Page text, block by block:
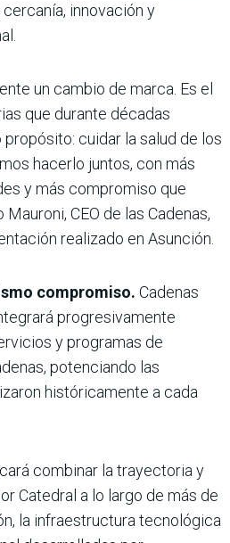
innovación y
un cambio de marca. Es el
que durante décadas
cuidar la salud de los
hacerlo juntos, con más
y más compromiso que
CEO de las Cadenas,
realizado en Asunción.
compromiso. Cadenas
progresivamente
y programas de
potenciando las
históricamente a cada
combinar la trayectoria y
Catedral a lo largo de más de
la infraestructura tecnológica